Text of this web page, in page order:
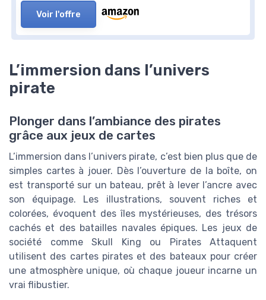
Voir l'offre
L’immersion dans l’univers
pirate
Plonger dans l’ambiance des pirates
grâce aux jeux de cartes
L’immersion dans l’univers pirate, c’est bien plus que de
simples cartes à jouer. Dès l’ouverture de la boîte, on
est transporté sur un bateau, prêt à lever l’ancre avec
son équipage. Les illustrations, souvent riches et
colorées, évoquent des îles mystérieuses, des trésors
cachés et des batailles navales épiques. Les jeux de
société comme Skull King ou Pirates Attaquent
utilisent des cartes pirates et des bateaux pour créer
une atmosphère unique, où chaque joueur incarne un
vrai flibustier.